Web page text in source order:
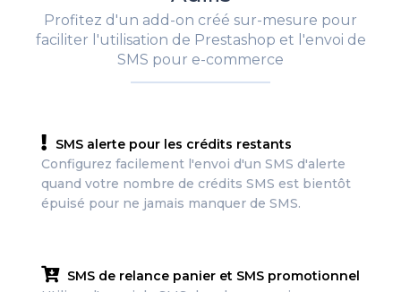
Profitez d'un add-on créé sur-mesure pour
faciliter l'utilisation de Prestashop et l'envoi de
SMS pour e-commerce
SMS alerte pour les crédits restants
Configurez facilement l'envoi d'un SMS d'alerte
quand votre nombre de crédits SMS est bientôt
épuisé pour ne jamais manquer de SMS.
SMS de relance panier et SMS promotionnel